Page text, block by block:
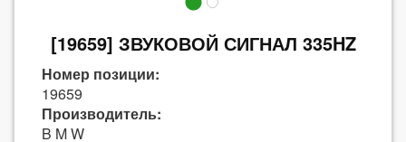
[19659] ЗВУКОВОЙ СИГНАЛ 335HZ
Номер позиции:
19659
Производитель:
B M W